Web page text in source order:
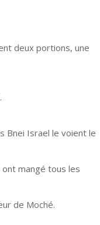
deux portions, une
Bnei Israel le voient le
ont mangé tous les
de Moché.